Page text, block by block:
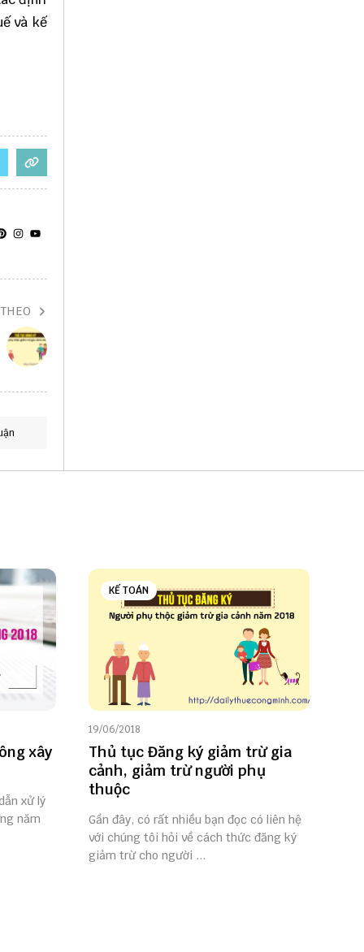
và kế
xây
xử lý
năm
KẾ TOÁN
19/06/2018
Thủ tục Đăng ký giảm trừ gia
cảnh, giảm trừ người phụ
thuộc
Gần đây, có rất nhiều bạn đọc có liên hệ
với chúng tôi hỏi về cách thức đăng ký
giảm trừ cho người ...